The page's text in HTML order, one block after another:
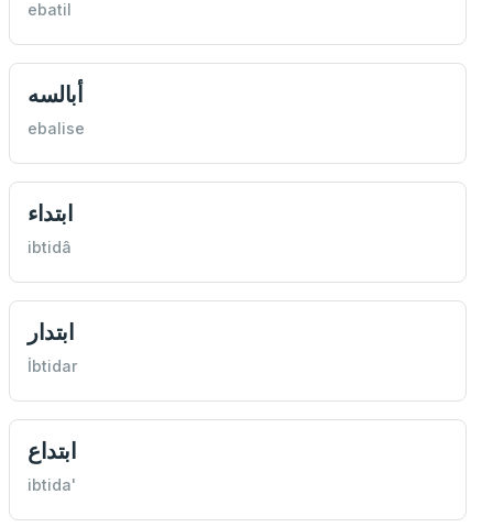
ebatil
أبالسه
ebalise
ابتداء
ibtidâ
ابتدار
İbtidar
ابتداع
ibtida'